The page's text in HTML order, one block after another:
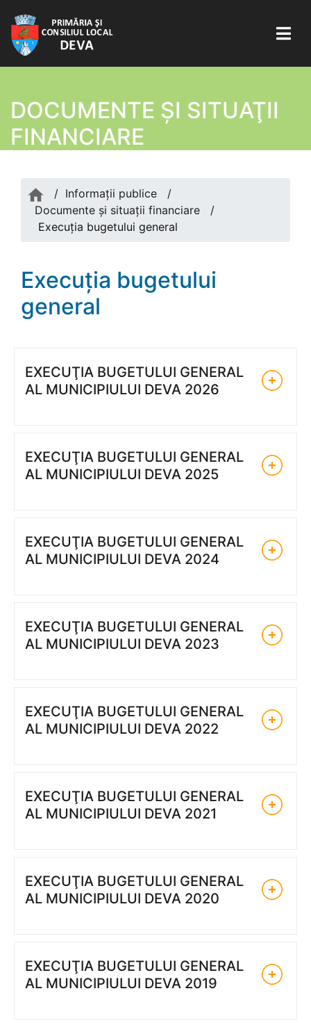
DOCUMENTE ŞI SITUAŢII
FINANCIARE
/ Informații publice
/
Documente şi situaţii financiare
/
Execuția bugetului general
Execuția bugetului
general
EXECUŢIA BUGETULUI GENERAL
AL MUNICIPIULUI DEVA 2026
EXECUŢIA BUGETULUI GENERAL
AL MUNICIPIULUI DEVA 2025
EXECUŢIA BUGETULUI GENERAL
AL MUNICIPIULUI DEVA 2024
EXECUŢIA BUGETULUI GENERAL
AL MUNICIPIULUI DEVA 2023
EXECUŢIA BUGETULUI GENERAL
AL MUNICIPIULUI DEVA 2022
EXECUŢIA BUGETULUI GENERAL
AL MUNICIPIULUI DEVA 2021
EXECUŢIA BUGETULUI GENERAL
AL MUNICIPIULUI DEVA 2020
EXECUŢIA BUGETULUI GENERAL
AL MUNICIPIULUI DEVA 2019